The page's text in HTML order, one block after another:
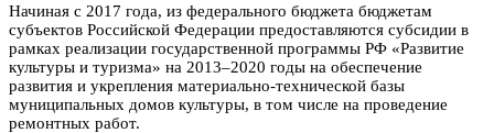
Начиная с 2017 года, из федерального бюджета бюджетам
субъектов Российской Федерации предоставляются субсидии в
рамках реализации государственной программы РФ «Развитие
культуры и туризма» на 2013–2020 годы на обеспечение
развития и укрепления материально-технической базы
муниципальных домов культуры, в том числе на проведение
ремонтных работ.